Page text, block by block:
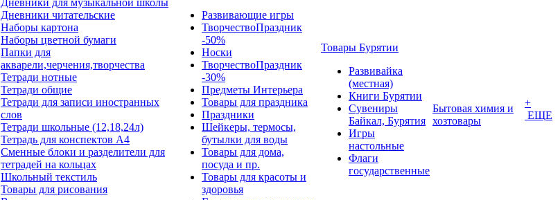
Дневники для музыкальной школы
Дневники читательские
Наборы картона
Наборы цветной бумаги
Папки для
акварели,черчения,творчества
Тетради нотные
Тетради общие
Тетради для записи иностранных
слов
Тетради школьные (12,18,24л)
Тетрадь для конспектов А4
Сменные блоки и разделители для
тетрадей на кольцах
Школьный текстиль
Товары для рисования
Развивающие игры
ТворчествоПраздник
-50%
Носки
ТворчествоПраздник
-30%
Предметы Интерьера
Товары для праздника
Праздники
Шейкеры, термосы,
бутылки для воды
Товары для дома,
посуда и пр.
Товары для красоты и
здоровья
Товары Бурятии
Развивайка
(местная)
Книги Бурятии
Сувениры
Байкал, Бурятия
Игры
настольные
Флаги
государственные
Бытовая химия и
хозтовары
+
ЕЩЕ